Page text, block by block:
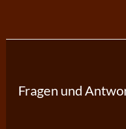
Fragen und